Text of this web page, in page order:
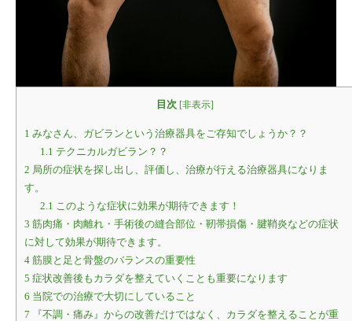
目次 [非表示]
1 みなさん、ガビランという治療器具をご存知でしょうか？？
1.1 テクニカルガビラン？？
2 局所の症状を探し出し、評価し、治療が行える治療器具になりま
す。
2.1 このような症状に効果が期待できます！
3 筋肉痛・肉離れ・手術後の縫合部位・靭帯損傷・腱鞘炎などの症状
に対して効果が期待できます。
4 筋膜と足と骨盤のバランスの重要性
5 症状改善後もカラダを整えていくことも重要になります
6 当院での治療で大切にしていること
7 『不調・痛み』からの改善だけではなく、カラダを整えることが重